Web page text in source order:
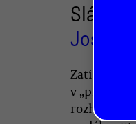
Sláva
Josef
Zatímco
v „první
rozhodnutí